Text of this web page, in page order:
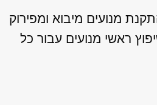
מנועים מיבוא ומפירוק
ראשי מנועים עבור כל